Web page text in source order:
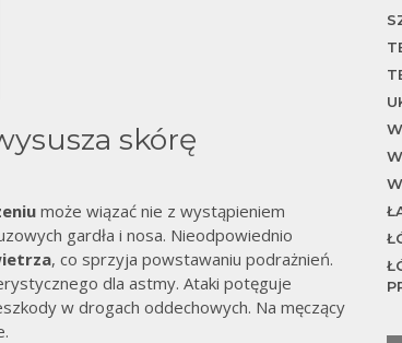
skórę
może wiązać nie z wystąpieniem
gardła i nosa. Nieodpowiednio
, co sprzyja powstawaniu podrażnień.
dla astmy. Ataki potęguje
w drogach oddechowych. Na męczący